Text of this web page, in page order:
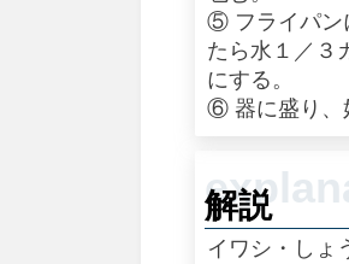
⑤ フライパン
たら水１／３
にする。
⑥ 器に盛り、
解説
イワシ・しょ